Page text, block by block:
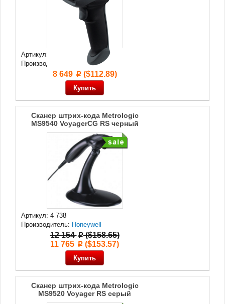
Артикул: 43 488
Производитель:
8 649 p($112.89)
Сканер штрих-кода Metrologic
MS9540 VoyagerCG RS черный
Артикул: 4 738
Производитель: Honeywell
12 154p($158.65)
11 765 p ($153.57)
Сканер штрих-кода Metrologic
MS9520 Voyager RS серый